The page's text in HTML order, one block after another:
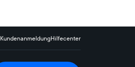
KundenanmeldungHilfecenter